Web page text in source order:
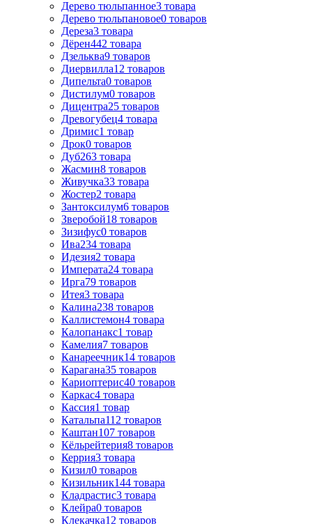
Дерево тюльпанное3 товара
Дерево тюльпановое0 товаров
Дереза3 товара
Дёрен442 товара
Дзельква9 товаров
Диервилла12 товаров
Дипельта0 товаров
Дистилум0 товаров
Дицентра25 товаров
Древогубец4 товара
Дримис1 товар
Дрок0 товаров
Дуб263 товара
Жасмин8 товаров
Живучка33 товара
Жостер2 товара
Зантоксилум6 товаров
Зверобой18 товаров
Зизифус0 товаров
Ива234 товара
Идезия2 товара
Императа24 товара
Ирга79 товаров
Итея3 товара
Калина238 товаров
Каллистемон4 товара
Калопанакс1 товар
Камелия7 товаров
Канареечник14 товаров
Карагана35 товаров
Кариоптерис40 товаров
Каркас4 товара
Кассия1 товар
Катальпа112 товаров
Каштан107 товаров
Кёльрейтерия8 товаров
Керрия3 товара
Кизил0 товаров
Кизильник144 товара
Кладрастис3 товара
Клейра0 товаров
Клекачка12 товаров